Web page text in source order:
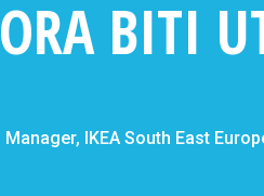
BITI
IKEA South East